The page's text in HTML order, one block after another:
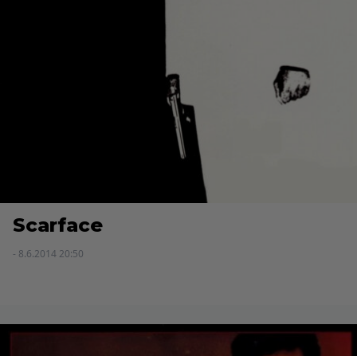
Scarface
- 8.6.2014 20:50